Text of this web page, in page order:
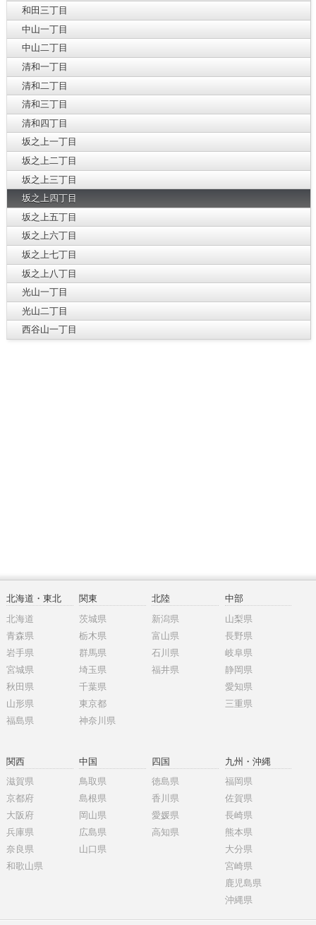
和田三丁目
中山一丁目
中山二丁目
清和一丁目
清和二丁目
清和三丁目
清和四丁目
坂之上一丁目
坂之上二丁目
坂之上三丁目
坂之上四丁目
坂之上五丁目
坂之上六丁目
坂之上七丁目
坂之上八丁目
光山一丁目
光山二丁目
西谷山一丁目
北海道・東北
北海道
青森県
岩手県
宮城県
秋田県
山形県
福島県
関東
茨城県
栃木県
群馬県
埼玉県
千葉県
東京都
神奈川県
北陸
新潟県
富山県
石川県
福井県
中部
山梨県
長野県
岐阜県
静岡県
愛知県
三重県
関西
滋賀県
京都府
大阪府
兵庫県
奈良県
和歌山県
中国
鳥取県
島根県
岡山県
広島県
山口県
四国
徳島県
香川県
愛媛県
高知県
九州・沖縄
福岡県
佐賀県
長崎県
熊本県
大分県
宮崎県
鹿児島県
沖縄県